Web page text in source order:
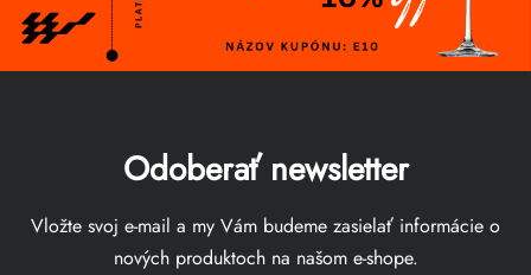
Odoberať newsletter
Vložte svoj e-mail a my Vám budeme zasielať informácie o
nových produktoch na našom e-shope.